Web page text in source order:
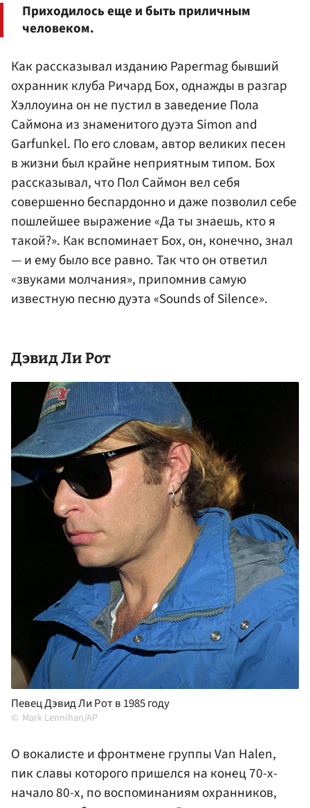
Приходилось еще и быть приличным
человеком.
Как рассказывал изданию Papermag бывший
охранник клуба Ричард Бох, однажды в разгар
Хэллоуина он не пустил в заведение Пола
Саймона из знаменитого дуэта Simon and
Garfunkel. По его словам, автор великих песен
в жизни был крайне неприятным типом. Бох
рассказывал, что Пол Саймон вел себя
совершенно беспардонно и даже позволил себе
пошлейшее выражение «Да ты знаешь, кто я
такой?». Как вспоминает Бох, он, конечно, знал
— и ему было все равно. Так что он ответил
«звуками молчания», припомнив самую
известную песню дуэта «Sounds of Silence».
Дэвид ЛиРот
Певец Дэвид Ли Рот в 1985 году
Mark Lennihan/AP
О вокалисте и фронтмене группы Van Halen,
пик славы которого пришелся на конец 70-х-
начало 80-х, по воспоминаниям охранников,